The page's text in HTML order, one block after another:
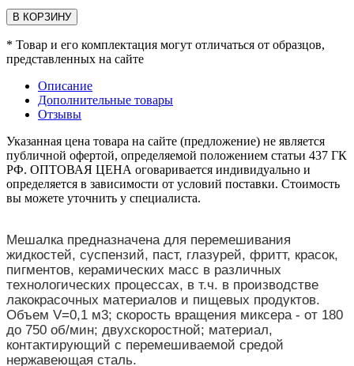
В КОРЗИНУ
* Товар и его комплектация могут отличаться от образцов,
представленных на сайте
Описание
Дополнительные товары
Отзывы
Указанная цена товара на сайте (предложение) не является
публичной офертой, определяемой положением статьи 437 ГК
РФ. ОПТОВАЯ ЦЕНА оговаривается индивидуально и
определяется в зависимости от условий поставки. Стоимость
вы можете уточнить у специалиста.
Мешалка предназначена для перемешивания
жидкостей, суспензий, паст, глазурей, фритт, красок,
пигментов, керамических масс в различных
технологических процессах, в т.ч. в производстве
лакокрасочных материалов и пищевых продуктов.
Объем V=0,1 м3; скорость вращения миксера - от 180
до 750 об/мин; двухскоростной; материал,
контактирующий с перемешиваемой средой
нержавеющая сталь.